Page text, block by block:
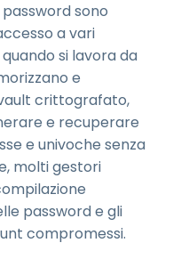
sono
a vari
si lavora da
e
crittografato,
e recuperare
e univoche senza
molti gestori
password e gli
compromessi.